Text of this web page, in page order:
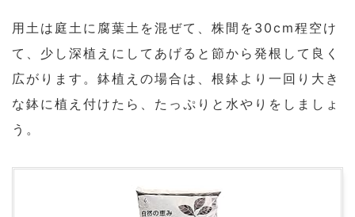
用土は庭土に腐葉土を混ぜて、株間を30cm程空け
て、少し深植えにしてあげると節から発根して良く
広がります。鉢植えの場合は、根鉢より一回り大き
な鉢に植え付けたら、たっぷりと水やりをしましょ
う。